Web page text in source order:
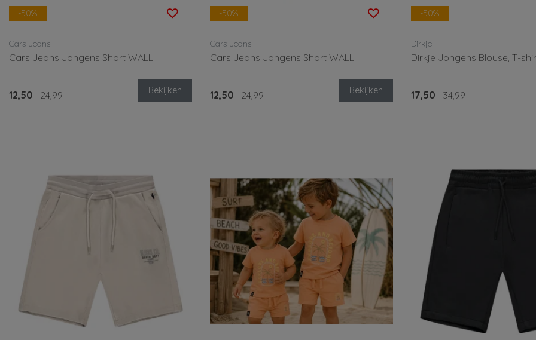
-50%
Cars Jeans
Cars Jeans Jongens Short WALL
12,50 24,99 Bekijken
-50%
Cars Jeans
Cars Jeans Jongens Short WALL
12,50 24,99 Bekijken
-50%
Dirkje
Dirkje Jongens Blouse, T-
17,50 34,99